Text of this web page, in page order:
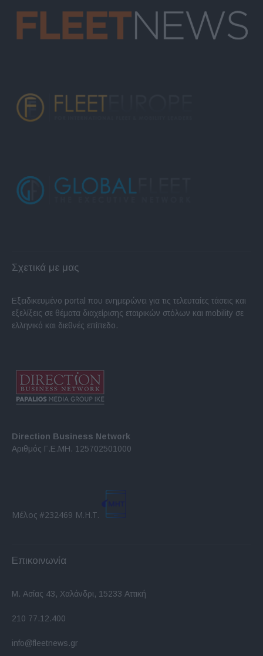
Σχετικά με μας
Εξειδικευμένο portal που ενημερώνει για τις τελευταίες τάσεις και
εξελίξεις σε θέματα διαχείρισης εταιρικών στόλων και mobility σε
ελληνικό και διεθνές επίπεδο.
Direction Business Network
Αριθμός Γ.Ε.ΜΗ. 125702501000
Μέλος #232469 Μ.Η.Τ.
Επικοινωνία
Μ. Ασίας 43, Χαλάνδρι, 15233 Αττική
210 77.12.400
info@fleetnews.gr